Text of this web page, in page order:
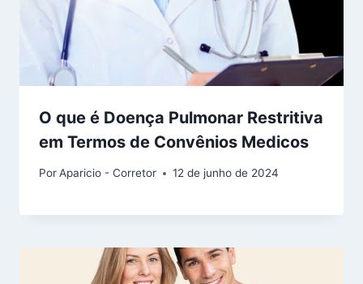
O que é Doença Pulmonar Restritiva
em Termos de Convênios Medicos
PorAparicio - Corretor 12 de junho de 2024